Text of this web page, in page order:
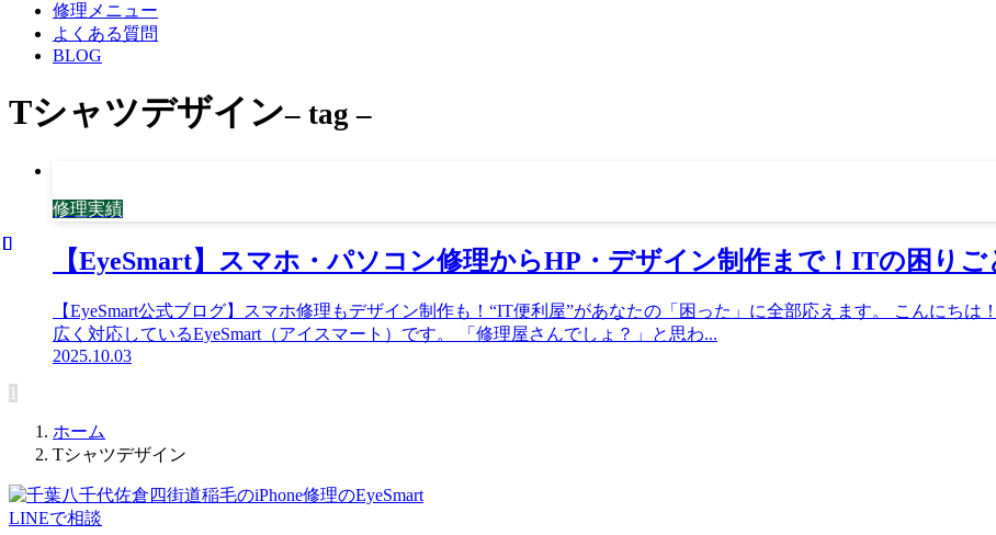
修理メニュー
よくある質問
BLOG
Tシャツデザイン– tag –
修理実績
【EyeSmart】スマホ・パソコン修理からHP・デザイン制作まで！ITの困り
【EyeSmart公式ブログ】スマホ修理もデザイン制作も！“IT便利屋”があなたの「困った」に全部応えます。 こんにち
広く対応しているEyeSmart（アイスマート）です。 「修理屋さんでしょ？」と思わ...
2025.10.03
1
ホーム
Tシャツデザイン
LINEで相談